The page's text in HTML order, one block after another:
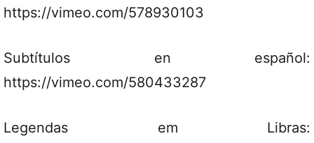
https://vimeo.com/578930103
Subtítulos en español:
https://vimeo.com/580433287
Legendas em Libras: